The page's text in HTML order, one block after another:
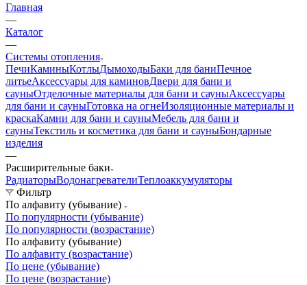
Главная
—
Каталог
—
Системы отопления
ПечиКаминыКотлыДымоходыБаки для баниПечное
литьеАксессуары для каминовДвери для бани и
сауныОтделочные материалы для бани и сауныАксессуары
для бани и сауныГотовка на огнеИзоляционные материалы и
краскаКамни для бани и сауныМебель для бани и
сауныТекстиль и косметика для бани и сауныБондарные
изделия
—
Расширительные баки
РадиаторыВодонагревателиТеплоаккумуляторы
Фильтр
По алфавиту (убывание)
По популярности (убывание)
По популярности (возрастание)
По алфавиту (убывание)
По алфавиту (возрастание)
По цене (убывание)
По цене (возрастание)